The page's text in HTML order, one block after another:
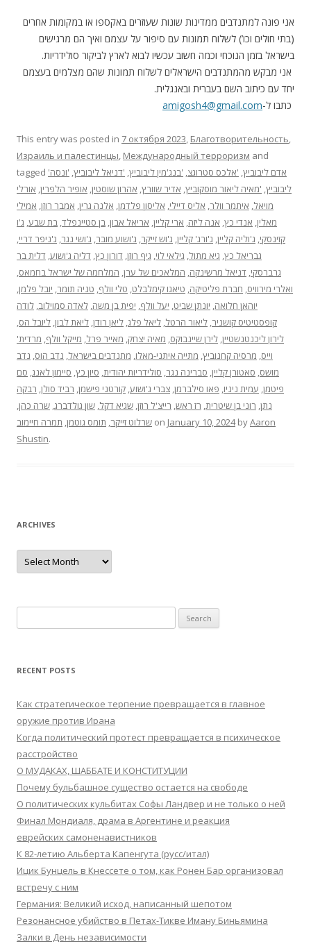
אני פונה למתנדבים ממדינות שונות שעוזרים באקספו או במקומות אחרים
(בתי חולים וכו’) לשלוח תמונות עם סיפור על עצמם ואיך הם מרגישים
בישראל בזמן הנוכחי וכמה חשוב עכשיו לבוא לארץ לביקור סולידריות.
אני מבקש מהמתנדבים הישראלים לשלוח תמונות שהם מצלמים בעצמם
יחד עם כיתוב השם בעברית ובאנגלית.
כתבו ל-amigosh4@gmail.com
This entry was posted in 7 октября 2023, Благотворительность,
Израиль и палестинцы, Международный терроризм and
tagged
'אדם ליבוביץ, 'אלכס סטרוגצ, 'בנג'מין ליבוביץ, 'דניאל ליבוביץ, 'ונסה
ליבוביץ, 'מאיה ליאור מוסקוביץ, אדיר שוורץ, אהרון שוסטין, אופיר הלפרין, אורלי
מויאל, איתמר וולר, אליס דיילי, אליסון פלדמן, אלנה גרין, אמבר רוזן, אמילי
מאלין, אנדי כץ, אנה ליזה, ארי קליין, אריאל אבון, בן סטיינפלד, בת שבע, ג'ו
קזינסקי, ג'וליה קליין, ג'ורג' קליין, ג'וש זייקר, ג'ושוע מובר, ג'ושי נגר, ג'ניפר דריי,
גבריאל כץ, גיא מתול, גילאי לוי, גיף רוזן, דורון כץ, דליה ג'ושוע, דלית בר
גרברסקי, דניאל מרשינקה, המלאכים של ערן, המלחמה של ישראל בחמאס,
ואלרי מירוויס, חברת פליטיקה, טיאגו קימלבלט, טלי וולף, טניה תומר, יובל פלמן,
יוהאן חלואה, יונתן שביט, יעל וולף, יפית בן משה, לאדה סמוילוב, לודה
קופסטיטיס קושניר, ליאור הרטל, ליאל פלג, ליאן רודן, ליאת לבון, ליובל הס,
לירון ליכנטנשטיין, לירן שיינבוקס, מאיה יצחק, מאייר פרל, מייקל וולף, מרדית'
וייס, מרסיה קחנוביץ, מתייה איתני-מאלו, מתנדבים בישראל, נדב הוס, נדב
מושס, סאטורן קליין, סברינה נגר, סולידריות יהודית, סיון כץ, סיימון לאנג, סם
פיטמן, עמית ניניו, פאו סילברמן, צברי ג'ושוע, קורטני פישמן, רביד סולן, רבקה
נתן, רוני בן שיטרית, רז ראש, רייצ'ל רוזן, שגיא דקל, שון גולדברג, שרה כהן,
שרלוט זייקר, תומס גוטמן, תמרה חיימוב on January 10, 2024byAaron
Shustin.
ARCHIVES
Archives
for:
RECENT POSTS
Как стратегическое терпение превращается в главное
оружие против Ирана
Когда политический протест превращается в психическое
расстройство
О МУДАКАХ, ШАББАТЕ И КОНСТИТУЦИИ
Почему бульбашное существо остается на свободе
О политических кульбитах Софы Ландвер и не только о ней
Финал Мондиаля, драма в Аргентине и реакция
еврейских самоненавистников
К 82-летию Альберта Капенгута (русс/итал)
Ицик Бунцель в Кнессете о том, как Ронен Бар организовал
встречу с ним
Германия: Великий исход, написанный шепотом
Резонансное убийство в Петах-Тикве Иману Биньямина
Залки в День независимости